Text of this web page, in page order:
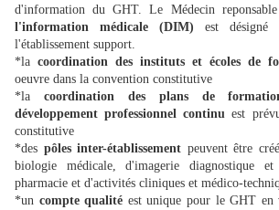
d'information du GHT. Le Médecin
l'information médicale (DIM) est désigné
l'établissement support.
*la coordination des instituts et écoles de
oeuvre dans la convention constitutive
*la coordination des plans de
développement professionnel continu est
constitutive
*des pôles inter-établissement peuvent être
biologie médicale, d'imagerie diagnostique
pharmacie et d'activités cliniques et médico-
*un compte qualité est unique pour le GHT